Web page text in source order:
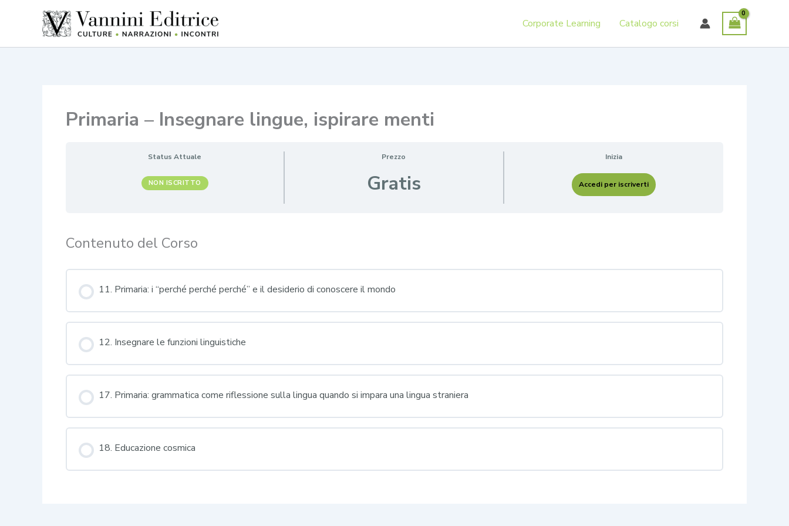
Corporate Learning Catalogo corsi
Primaria – Insegnare lingue, ispirare menti
Status Attuale
NON ISCRITTO
Prezzo
Gratis
Inizia
Accedi per iscriverti
Contenuto del Corso
11. Primaria: i “perché perché perché” e il desiderio di conoscere il mondo
12. Insegnare le funzioni linguistiche
17. Primaria: grammatica come riflessione sulla lingua quando si impara una lingua straniera
18. Educazione cosmica